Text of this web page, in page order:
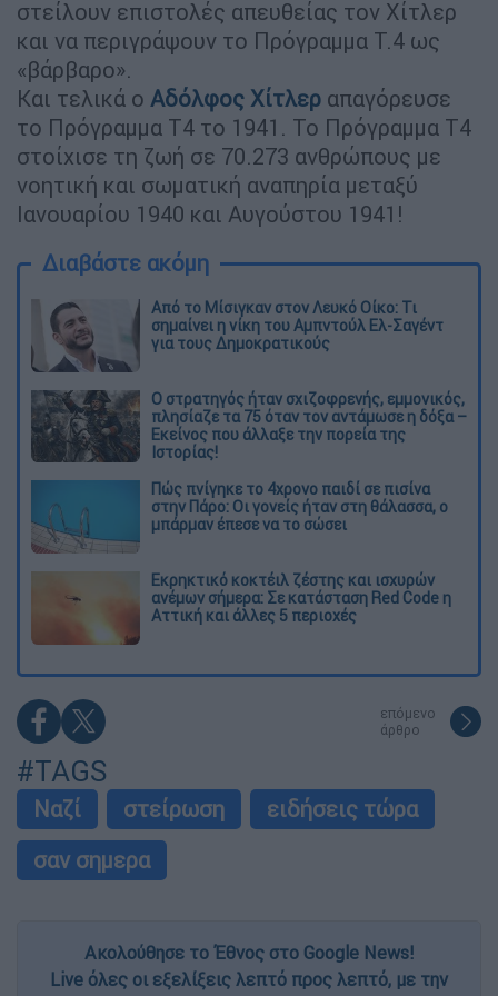
στείλουν επιστολές απευθείας τον Χίτλερ
και να περιγράψουν το Πρόγραμμα T.4 ως
«βάρβαρο».
Και τελικά ο Αδόλφος Χίτλερ απαγόρευσε
το Πρόγραμμα Τ4 το 1941. Το Πρόγραμμα Τ4
στοίχισε τη ζωή σε 70.273 ανθρώπους με
νοητική και σωματική αναπηρία μεταξύ
Ιανουαρίου 1940 και Αυγούστου 1941!
Διαβάστε ακόμη
Από το Μίσιγκαν στον Λευκό Οίκο: Τι
σημαίνει η νίκη του Αμπντούλ Ελ-Σαγέντ
για τους Δημοκρατικούς
O στρατηγός ήταν σχιζοφρενής, εμμονικός,
πλησίαζε τα 75 όταν τον αντάμωσε η δόξα –
Εκείνος που άλλαξε την πορεία της
Ιστορίας!
Πώς πνίγηκε το 4χρονο παιδί σε πισίνα
στην Πάρο: Οι γονείς ήταν στη θάλασσα, ο
μπάρμαν έπεσε να το σώσει
Εκρηκτικό κοκτέιλ ζέστης και ισχυρών
ανέμων σήμερα: Σε κατάσταση Red Code η
Αττική και άλλες 5 περιοχές
επόμενο
άρθρο
#TAGS
Ναζί στείρωση
ειδήσεις τώρα
σαν σημερα
Ακολούθησε το Έθνος στο Google News!
Live όλες οι εξελίξεις λεπτό προς λεπτό, με την